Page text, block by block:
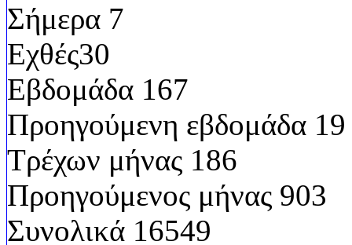
Σήμερα 7
Εχθές30
Εβδομάδα 167
Προηγούμενη εβδομάδα 19
Τρέχων μήνας 186
Προηγούμενος μήνας 903
Συνολικά 16549